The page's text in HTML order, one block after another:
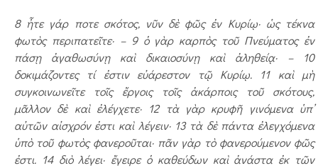
8 ἦτε γάρ ποτε σκότος, νῦν δὲ φῶς ἐν Κυρίῳ· ὡς τέκνα
φωτὸς περιπατεῖτε· – 9 ὁ γὰρ καρπὸς τοῦ Πνεύματος ἐν
πάσῃ ἀγαθωσύνῃ καὶ δικαιοσύνῃ καὶ ἀληθείᾳ· – 10
δοκιμάζοντες τί ἐστιν εὐάρεστον τῷ Κυρίῳ. 11 καὶ μὴ
συγκοινωνεῖτε τοῖς ἔργοις τοῖς ἀκάρποις τοῦ σκότους,
μᾶλλον δὲ καὶ ἐλέγχετε· 12 τὰ γὰρ κρυφῆ γινόμενα ὑπ’
αὐτῶν αἰσχρόν ἐστι καὶ λέγειν· 13 τὰ δὲ πάντα ἐλεγχόμενα
ὑπὸ τοῦ φωτὸς φανεροῦται· πᾶν γὰρ τὸ φανερούμενον φῶς
ἐστι. 14 διὸ λέγει· ἔγειρε ὁ καθεύδων καὶ ἀνάστα ἐκ τῶν